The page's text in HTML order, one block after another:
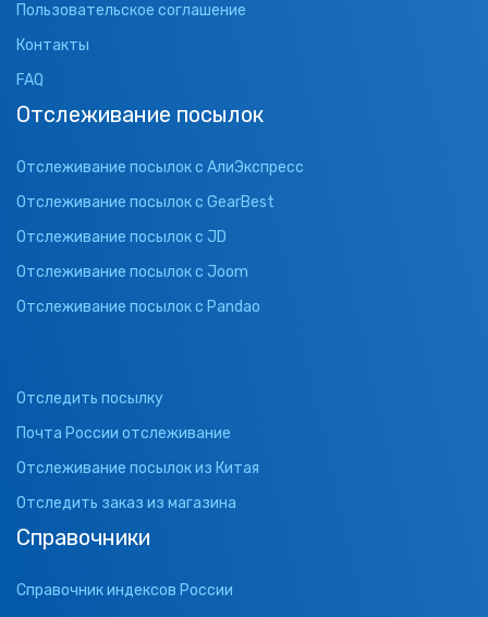
Пользовательское соглашение
Контакты
FAQ
Отслеживание посылок
Отслеживание посылок с АлиЭкспресс
Отслеживание посылок с GearBest
Отслеживание посылок с JD
Отслеживание посылок с Joom
Отслеживание посылок с Pandao
Отследить посылку
Почта России отслеживание
Отслеживание посылок из Китая
Отследить заказ из магазина
Справочники
Справочник индексов России